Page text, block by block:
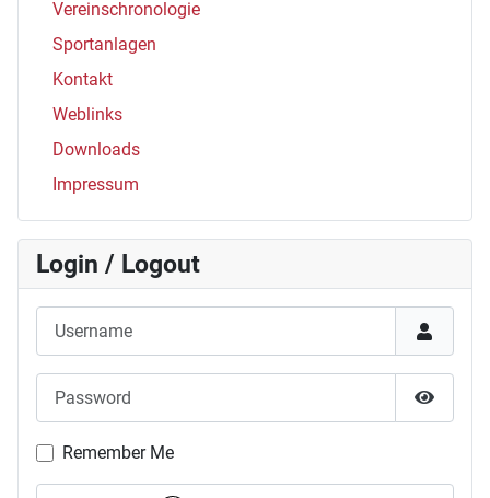
Vereinschronologie
Sportanlagen
Kontakt
Weblinks
Downloads
Impressum
Login / Logout
Show
Remember Me